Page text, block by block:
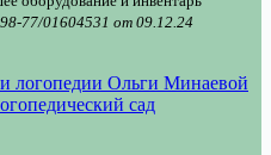
77/01604531 от 09.12.24
логопедии Ольги Минаевой
сад